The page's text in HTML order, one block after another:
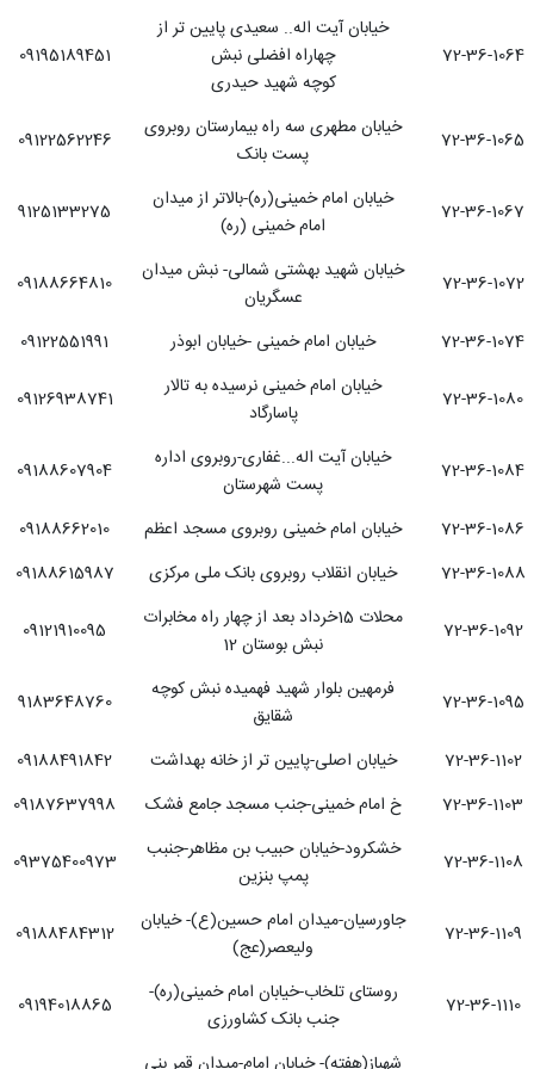
72-36-1064
خیابان آیت اله.. سعیدی پایین تر از
چهاراه افضلی نبش
کوچه شهید حیدری
09195189451
72-36-1065
خیابان مطهری سه راه بیمارستان روبروی
پست بانک
09122562246
72-36-1067
خیابان امام خمینی(ره)-بالاتر از میدان
امام خمینی (ره)
9125133275
72-36-1072
خیابان شهید بهشتی شمالی- نبش میدان
عسگریان
09188664810
72-36-1074 خیابان امام خمینی -خیابان ابوذر
09122551991
72-36-1080
خیابان امام خمینی نرسیده به تالار
پاسارگاد
09126938741
72-36-1084
خیابان آیت اله...غفاری-روبروی اداره
پست شهرستان
09188607904
72-36-1086 خیابان امام خمینی روبروی مسجد اعظم
09188662010
72-36-1088
خیابان انقلاب روبروی بانک ملی مرکزی
09188615987
72-36-1092
محلات 15خرداد بعد از چهار راه مخابرات
نبش بوستان 12
09121910095
72-36-1095
فرمهین بلوار شهید فهمیده نبش کوچه
شقایق
9183648760
72-36-1102 خیابان اصلی-پایین تر از خانه بهداشت
09188491842
72-36-1103
خ امام خمینی-جنب مسجد جامع فشک
09187637998
72-36-1108
خشکرود-خیابان حبیب بن مظاهر-جنبب
پمپ بنزین
09375400973
72-36-1109
جاورسیان-میدان امام حسین(ع)- خیابان
ولیعصر(عج)
09188484312
72-36-1110
روستای تلخاب-خیابان امام خمینی(ره)-
جنب بانک کشاورزی
09194018865